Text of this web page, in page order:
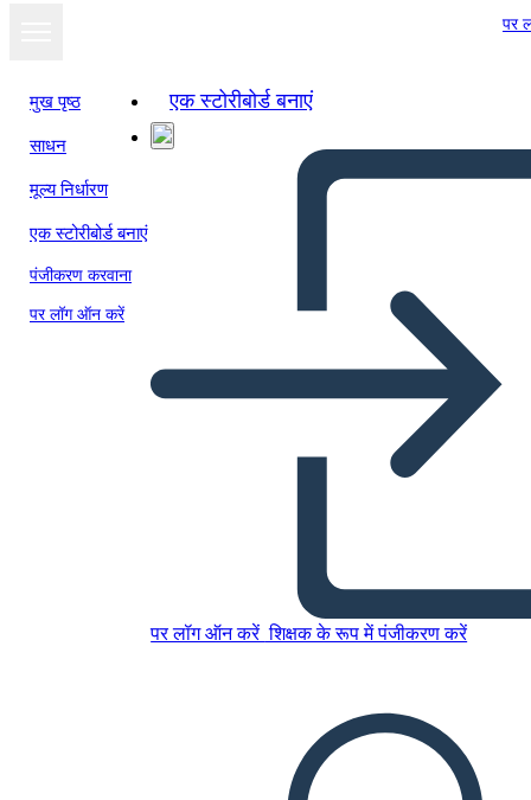
पर
मुख पृष्ठ
साधन
मूल्य निर्धारण
एक स्टोरीबोर्ड बनाएं
पंजीकरण करवाना
पर लॉग ऑन करें
एक स्टोरीबोर्ड बनाएं
पर लॉग ऑन करें शिक्षक के रूप में पंजीकरण करें
शब्दावली - एकाधिक शब्द चार्ट
इस स्टोरीबोर्ड को कॉपी करें
स्टोरीबोर्ड बनाएं
मुझे पढ़कर सुनाओ
स्लाइड शो के रूप में
देखें